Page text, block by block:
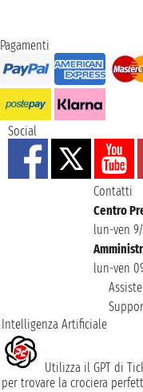
Pagamenti
Social
Contatti
Centro
lun-ven
lun-ven
Intelligenza Artificiale
Utilizza il GPT di
per trovare la crociera